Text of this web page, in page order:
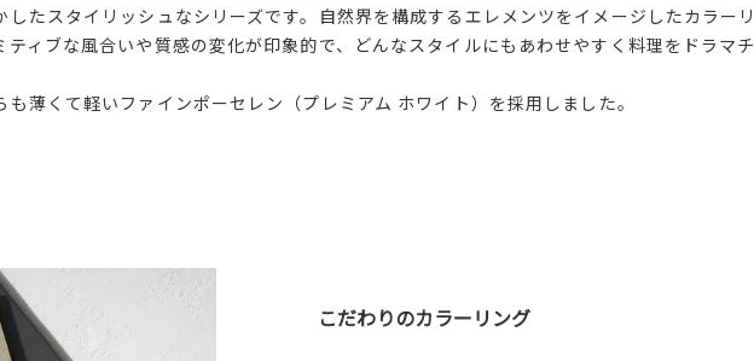
たスタイリッシュなシリーズです。自然界を構成するエレメンツをイメージしたカラーリ
ィブな風合いや質感の変化が印象的で、どんなスタイルにもあわせやすく料理をドラマチ
薄くて軽いファインポーセレン（プレミアム ホワイト）を採用しました。
こだわりのカラーリング